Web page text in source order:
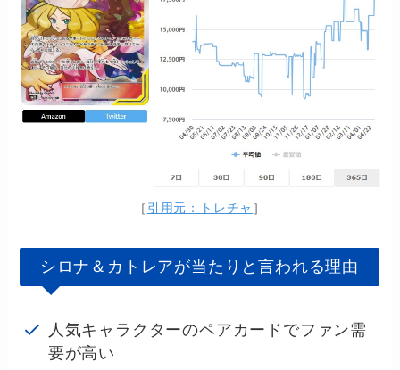
［ 引用元：トレチャ ］
シロナ＆カトレアが当たりと言われる理由
人気キャラクターのペアカードでファン需
要が高い